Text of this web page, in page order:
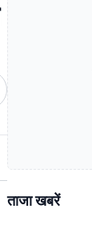
ताजा खबरें